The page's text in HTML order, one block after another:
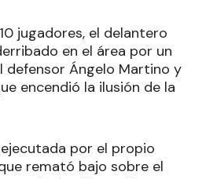
jugadores, el delantero
en el área por un
defensor Ángelo Martino y
encendió la ilusión de la
por el propio
remató bajo sobre el